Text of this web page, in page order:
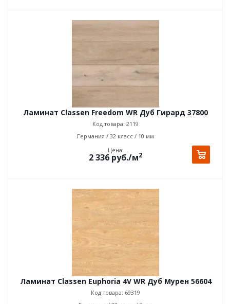
Ламинат Classen Freedom WR Дуб Гирард 37800
Код товара: 2119
Германия / 32 класс / 10 мм
Цена:
2 336 руб./м2
Ламинат Classen Euphoria 4V WR Дуб Мурен 56604
Код товара: 69319